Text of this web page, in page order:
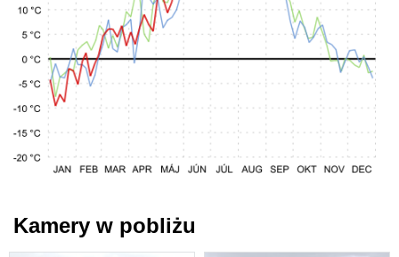
Kamery w pobliżu